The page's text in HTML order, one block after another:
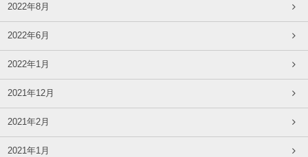
2022年8月
2022年6月
2022年1月
2021年12月
2021年2月
2021年1月